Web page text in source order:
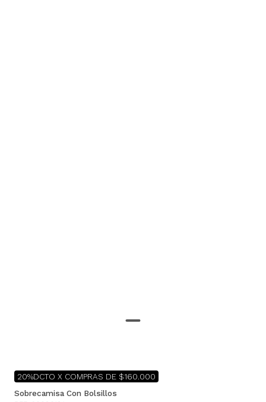
20%DCTO X COMPRAS DE $160.000
Sobrecamisa Con Bolsillos